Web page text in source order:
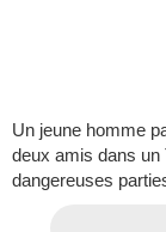
Un jeune homme
deux amis dans un
dangereuses